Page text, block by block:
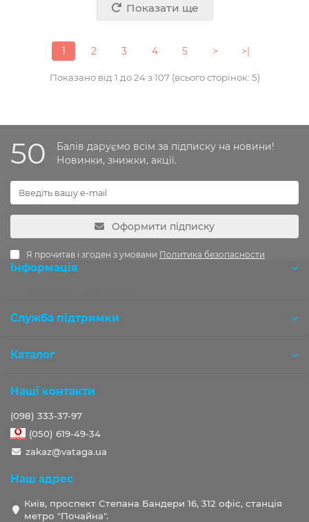
Показати ще
1 2 3 4 5 > >|
Показано від 1 до 24 з 107 (всього сторінок: 5)
50
Балів даруємо всім за підписку на новини!
Новинки, знижки, акції.
Оформити підписку
Я прочитав і згоден з умовами Политика безопасности
Інформація
Служба підтримки
Каталог
Наші контакти
(098) 333-37-97
(050) 619-49-34
zakaz@vataga.ua
Наш адрес
Київ, проспект Степана Бандери 16, 312 офіс, станція
метро "Почайна".